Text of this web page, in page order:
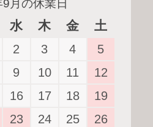
月の休業日
水 木 金 土
2 3 4
5
9 10 11
12
16 17 18
19
23 24 25
26